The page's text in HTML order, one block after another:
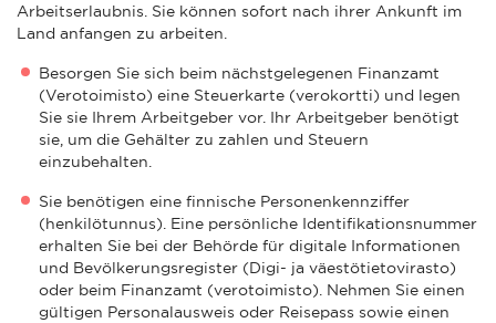
Arbeitserlaubnis. Sie können sofort nach ihrer Ankunft im
Land anfangen zu arbeiten.
Besorgen Sie sich beim nächstgelegenen Finanzamt
(Verotoimisto) eine Steuerkarte (verokortti) und legen
Sie sie Ihrem Arbeitgeber vor. Ihr Arbeitgeber benötigt
sie, um die Gehälter zu zahlen und Steuern
einzubehalten.
Sie benötigen eine finnische Personenkennziffer
(henkilötunnus). Eine persönliche Identifikationsnummer
erhalten Sie bei der Behörde für digitale Informationen
und Bevölkerungsregister (Digi- ja väestötietovirasto)
oder beim Finanzamt (verotoimisto). Nehmen Sie einen
gültigen Personalausweis oder Reisepass sowie einen